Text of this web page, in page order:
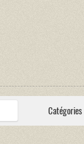
Catégories